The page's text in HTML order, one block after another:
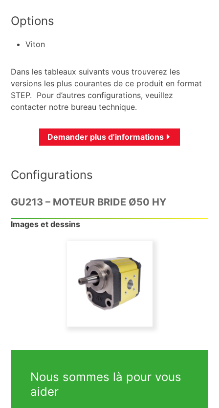
Options
Viton
Dans les tableaux suivants vous trouverez les
versions les plus courantes de ce produit en format
STEP. Pour d’autres configurations, veuillez
contacter notre bureau technique.
Demander plus d’informations
Configurations
GU213 – MOTEUR BRIDE Ø50 HY
Images et dessins
Nous sommes là pour vous
aider